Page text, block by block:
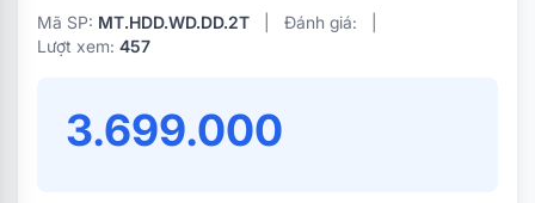
Mã SP: MT.HDD.WD.DD.2T Đánh giá:
Lượt xem: 457
3.699.000